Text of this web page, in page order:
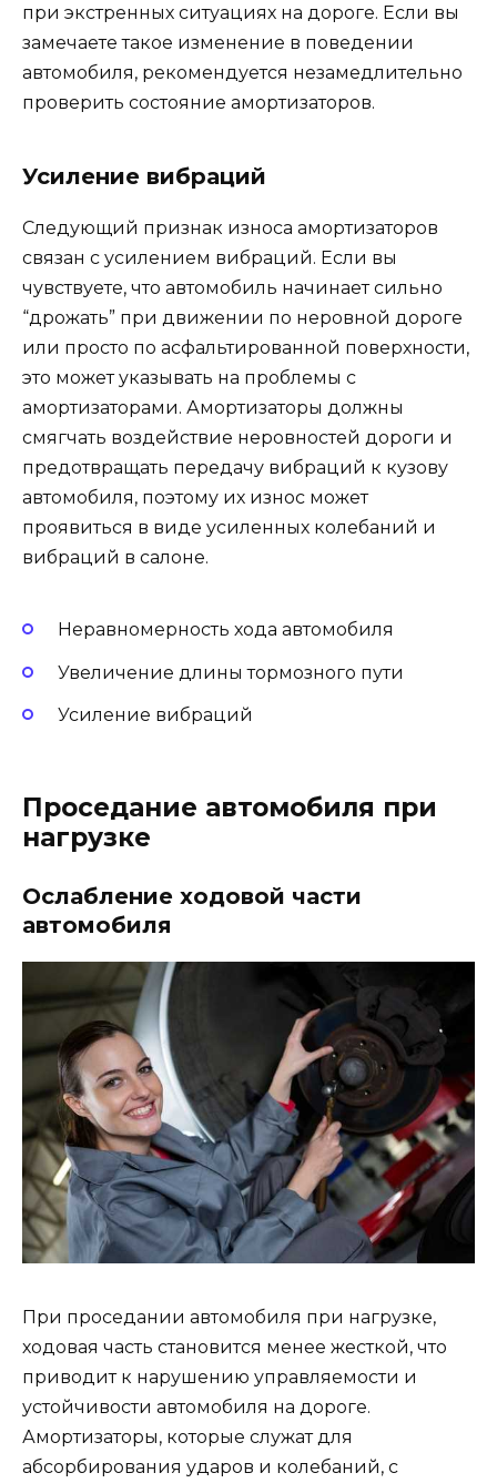
при экстренных ситуациях на дороге. Если вы
замечаете такое изменение в поведении
автомобиля, рекомендуется незамедлительно
проверить состояние амортизаторов.
Усиление вибраций
Следующий признак износа амортизаторов
связан с усилением вибраций. Если вы
чувствуете, что автомобиль начинает сильно
“дрожать” при движении по неровной дороге
или просто по асфальтированной поверхности,
это может указывать на проблемы с
амортизаторами. Амортизаторы должны
смягчать воздействие неровностей дороги и
предотвращать передачу вибраций к кузову
автомобиля, поэтому их износ может
проявиться в виде усиленных колебаний и
вибраций в салоне.
Неравномерность хода автомобиля
Увеличение длины тормозного пути
Усиление вибраций
Проседание автомобиля при
нагрузке
Ослабление ходовой части
автомобиля
При проседании автомобиля при нагрузке,
ходовая часть становится менее жесткой, что
приводит к нарушению управляемости и
устойчивости автомобиля на дороге.
Амортизаторы, которые служат для
абсорбирования ударов и колебаний, с